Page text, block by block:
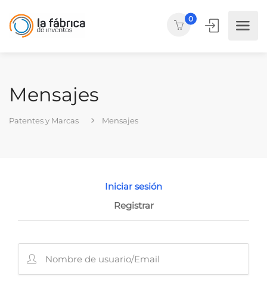
0
Mensajes
Patentes y Marcas Mensajes
Iniciar sesión
Registrar